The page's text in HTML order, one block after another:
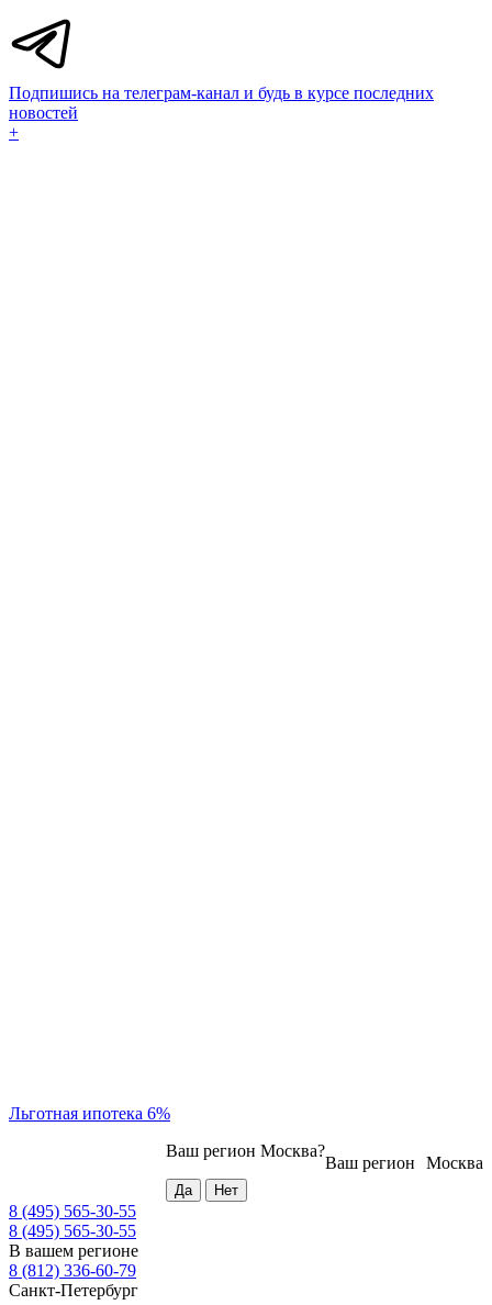
Подпишись на телеграм-канал и будь в курсе последних
новостей
+
Льготная ипотека 6%
Москва
Ваш регион
Ваш регион Москва?
8 (495) 565-30-55
8 (495) 565-30-55
В вашем регионе
8 (812) 336-60-79
Санкт-Петербург